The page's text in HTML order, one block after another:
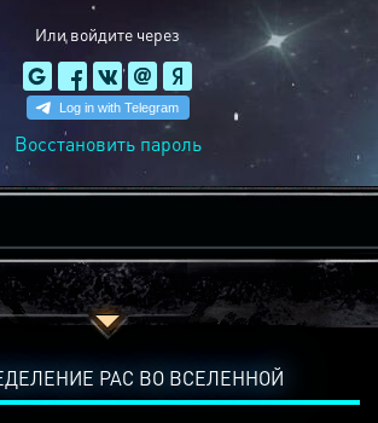
Или войдите через
Восстановить пароль
РАС ВО ВСЕЛЕННОЙ